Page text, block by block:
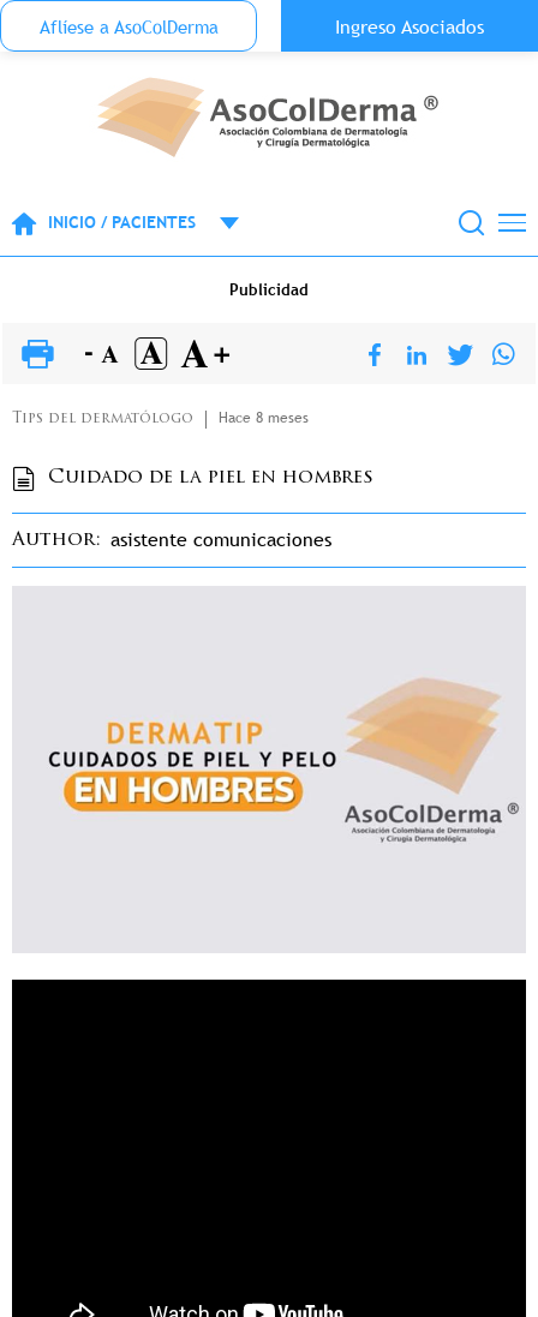
Pasar al contenido principal
Menu Top Anónimo
Aflíese a AsoColDerma Ingreso Asociados
INICIO / PACIENTES
Publicidad
Tips del dermatólogo Hace 8 meses
Cuidado de la piel en hombres
Author asistente comunicaciones